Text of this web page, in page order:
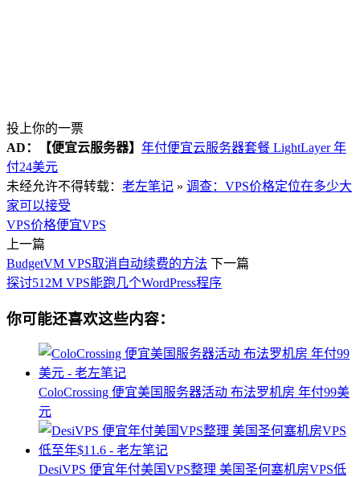
投上你的一票
AD：
【便宜云服务器】 年付便宜云服务器套餐 LightLayer 年
付24美元
未经允许不得转载： 老左笔记 » 调查：VPS价格定位在多少大
家可以接受
VPS价格便宜VPS
上一篇
BudgetVM VPS取消自动续费的方法 下一篇
探讨512M VPS能跑几个WordPress程序
你可能还喜欢这些内容：
ColoCrossing 便宜美国服务器活动 布法罗机房 年付99美
元
DesiVPS 便宜年付美国VPS整理 美国圣何塞机房VPS低